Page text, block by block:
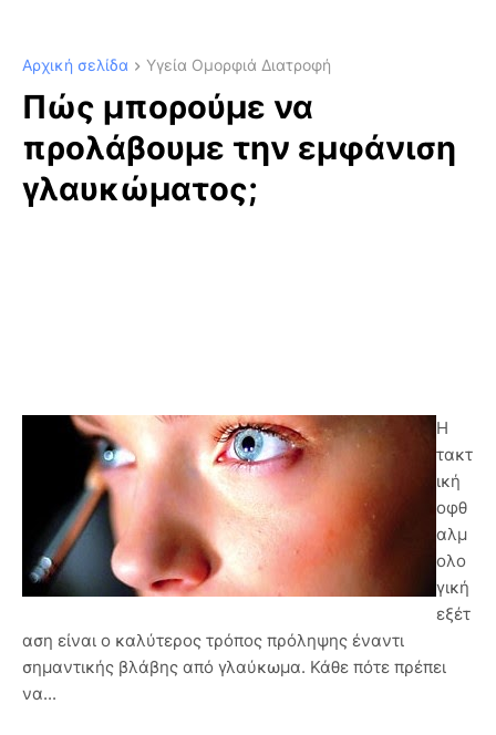
Αρχική σελίδα Υγεία Ομορφιά Διατροφή
Πώς μπορούμε να
προλάβουμε την εμφάνιση
γλαυκώματος;
Η
τακτ
ική
οφθ
αλμ
ολο
γική
εξέτ
αση είναι ο καλύτερος τρόπος πρόληψης έναντι
σημαντικής βλάβης από γλαύκωμα. Κάθε πότε πρέπει
να...